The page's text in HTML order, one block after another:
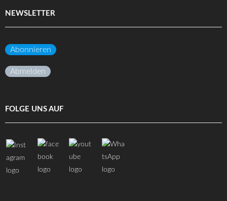
NEWSLETTER
Abonnieren
Abmelden
FOLGE UNS AUF